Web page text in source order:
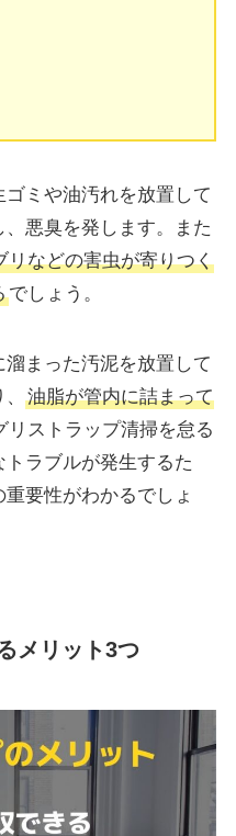
ミや油汚れを放置して
悪臭を発します。また
リなどの害虫が寄りつく
でしょう。
まった汚泥を放置して
油脂が管内に詰まって
リストラップ清掃を怠る
ラブルが発生するた
要性がわかるでしょ
メリット3つ